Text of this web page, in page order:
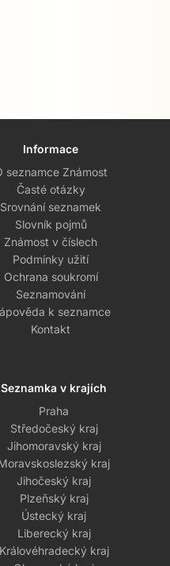
Informace
seznamce Známost
Časté otázky
Srovnání seznamek
Slovník pojmů
Známost v číslech
Podmínky užití
Ochrana soukromí
Seznamování
k seznamce
Kontakt
Seznamka v krajích
Praha
Středočeský kraj
Jihomoravský kraj
kraj
Jihočeský kraj
Plzeňský kraj
Ústecký kraj
Liberecký kraj
Královéhradecký kraj